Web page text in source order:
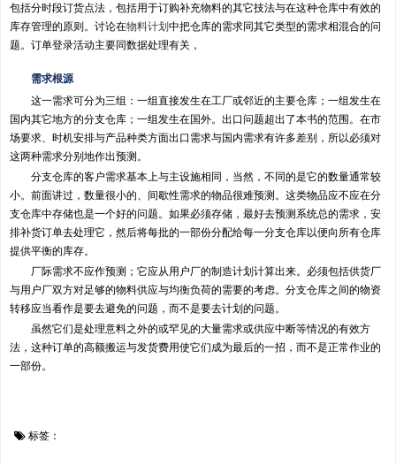
包括分时段订货点法，包括用于订购补充物料的其它技法与在这种仓库中有效的
库存管理的原则。讨论在物料计划 中把仓库的需求同其它类型的需求相混合的问
题。订单登录活动主要同数据处理有关，
需求根源
这一需求可分为三组：一组直接发生在工厂或邻近的主要仓库；一组发生在
国内其它地方的分支仓库；一组发生在国外。出口问题超出了本书的范围。在市
场要求、时机安排与产品种类方面出口需求与国内需求有许多差别，所以必须对
这两种需求分别地作出预测。
分支仓库的客户需求基本上与主设施相同，当然，不同的是它的数量通常较
小。前面讲过，数量很小的、间歇性需求的物品很难预测。这类物品应不应在分
支仓库中存储也是一个好的问题。如果必须存储，最好去预测系统总的需求，安
排补货订单去处理它，然后将每批的一部份分配给每一分支仓库以便向所有仓库
提供平衡的库存。
厂际需求不应作预测；它应从用户厂的制造计划计算出来。必须包括供货厂
与用户厂双方对足够的物料供应与均衡负荷的需要的考虑。分支仓库之间的物资
转移应当看作是要去避免的问题，而不是要去计划的问题。
虽然它们是处理意料之外的或罕见的大量需求或供应中断等情况的有效方
法，这种订单的高额搬运与发货费用使它们成为最后的一招，而不是正常作业的
一部份。
标签：